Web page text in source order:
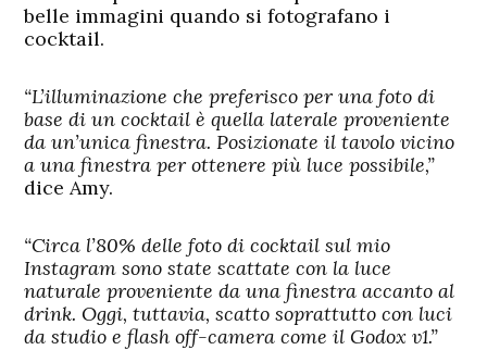
belle immagini quando si fotografano i
cocktail.
“L’illuminazione che preferisco per una foto di
base di un cocktail è quella laterale proveniente
da un’unica finestra. Posizionate il tavolo vicino
a una finestra per ottenere più luce possibile,”
dice Amy.
“Circa l’80% delle foto di cocktail sul mio
Instagram sono state scattate con la luce
naturale proveniente da una finestra accanto al
drink. Oggi, tuttavia, scatto soprattutto con luci
da studio e flash off-camera come il Godox v1.”